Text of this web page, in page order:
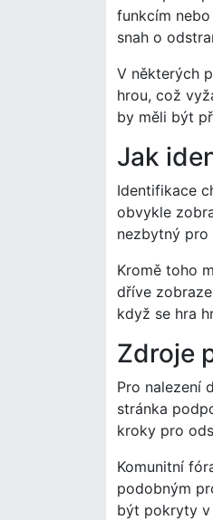
funkcím
snah o
V některých
hrou, což
by měli být
Jak
Identifikace
obvykle
nezbytný pro
Kromě toho
dříve
když se hra
Zdroje
Pro nalezení
stránka
kroky pro
Komunitní
podobným
být pokryty v